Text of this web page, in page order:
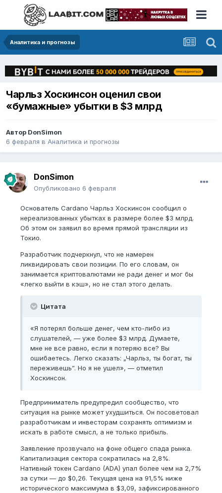
Аналитика и прогнозы
Чарльз Хоскинсон оценил свои
«бумажные» убытки в $3 млрд
Автор DonSimon
6 февраля в Аналитика и прогнозы
DonSimon
Опубликовано 6 февраля
Основатель Cardano Чарльз Хоскинсон сообщил о
нереализованных убытках в размере более $3 млрд.
Об этом он заявил во время прямой трансляции из
Токио.
Разработчик подчеркнул, что не намерен
ликвидировать свои позиции. По его словам, он
занимается криптовалютами не ради денег и мог бы
«легко выйти в кэш», но не стал этого делать.
Цитата
«Я потерял больше денег, чем кто-либо из
слушателей, — уже более $3 млрд. Думаете,
мне не все равно, если я потеряю все? Вы
ошибаетесь. Легко сказать: „Чарльз, ты богат, ты
переживешь”. Но я не ушел», — отметил
Хоскинсон.
Предприниматель предупредил сообщество, что
ситуация на рынке может ухудшиться. Он посоветовал
разработчикам и инвесторам сохранять оптимизм и
искать в работе смысл, а не только прибыль.
Заявление прозвучало на фоне общего спада рынка.
Капитализация сектора сократилась на 2,8%.
Нативный токен Cardano (ADA) упал более чем на 2,7%
за сутки — до $0,26. Текущая цена на 91,5% ниже
исторического максимума в $3,09, зафиксированного